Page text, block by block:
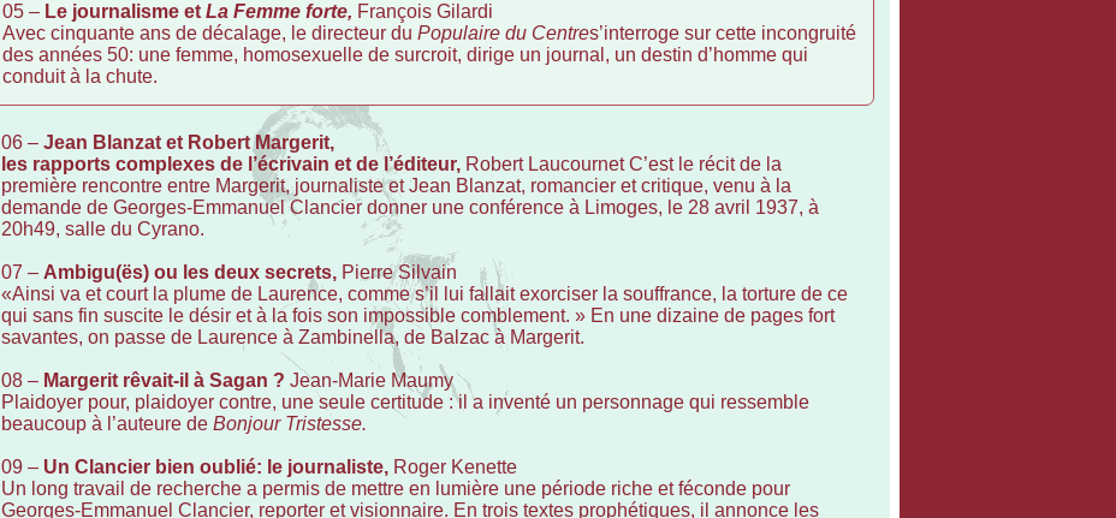
05 – Le journalisme et La Femme forte, François Gilardi
Avec cinquante ans de décalage, le directeur du Populaire du Centres’interroge sur cette incongruité
des années 50: une femme, homosexuelle de surcroit, dirige un journal, un destin d’homme qui
conduit à la chute.
06 – Jean Blanzat et Robert Margerit,
les rapports complexes de l’écrivain et de l’éditeur,Robert Laucournet C’est le récit de la
première rencontre entre Margerit, journaliste et Jean Blanzat, romancier et critique, venu à la
demande de Georges-Emmanuel Clancier donner une conférence à Limoges, le 28 avril 1937, à
20h49, salle du Cyrano.
07 – Ambigu(ës) ou les deux secrets,Pierre Silvain
«Ainsi va et court la plume de Laurence, comme s’il lui fallait exorciser la souffrance, la torture de ce
qui sans fin suscite le désir et à la fois son impossible comblement. » En une dizaine de pages fort
savantes, on passe de Laurence à Zambinella, de Balzac à Margerit.
08 – Margerit rêvait-il à Sagan ? Jean-Marie Maumy
Plaidoyer pour, plaidoyer contre, une seule certitude : il a inventé un personnage qui ressemble
beaucoup à l’auteure de Bonjour Tristesse.
09 – Un Clancier bien oublié: le journaliste,Roger Kenette
Un long travail de recherche a permis de mettre en lumière une période riche et féconde pour
Georges-Emmanuel Clancier, reporter et visionnaire. En trois textes prophétiques, il annonce les